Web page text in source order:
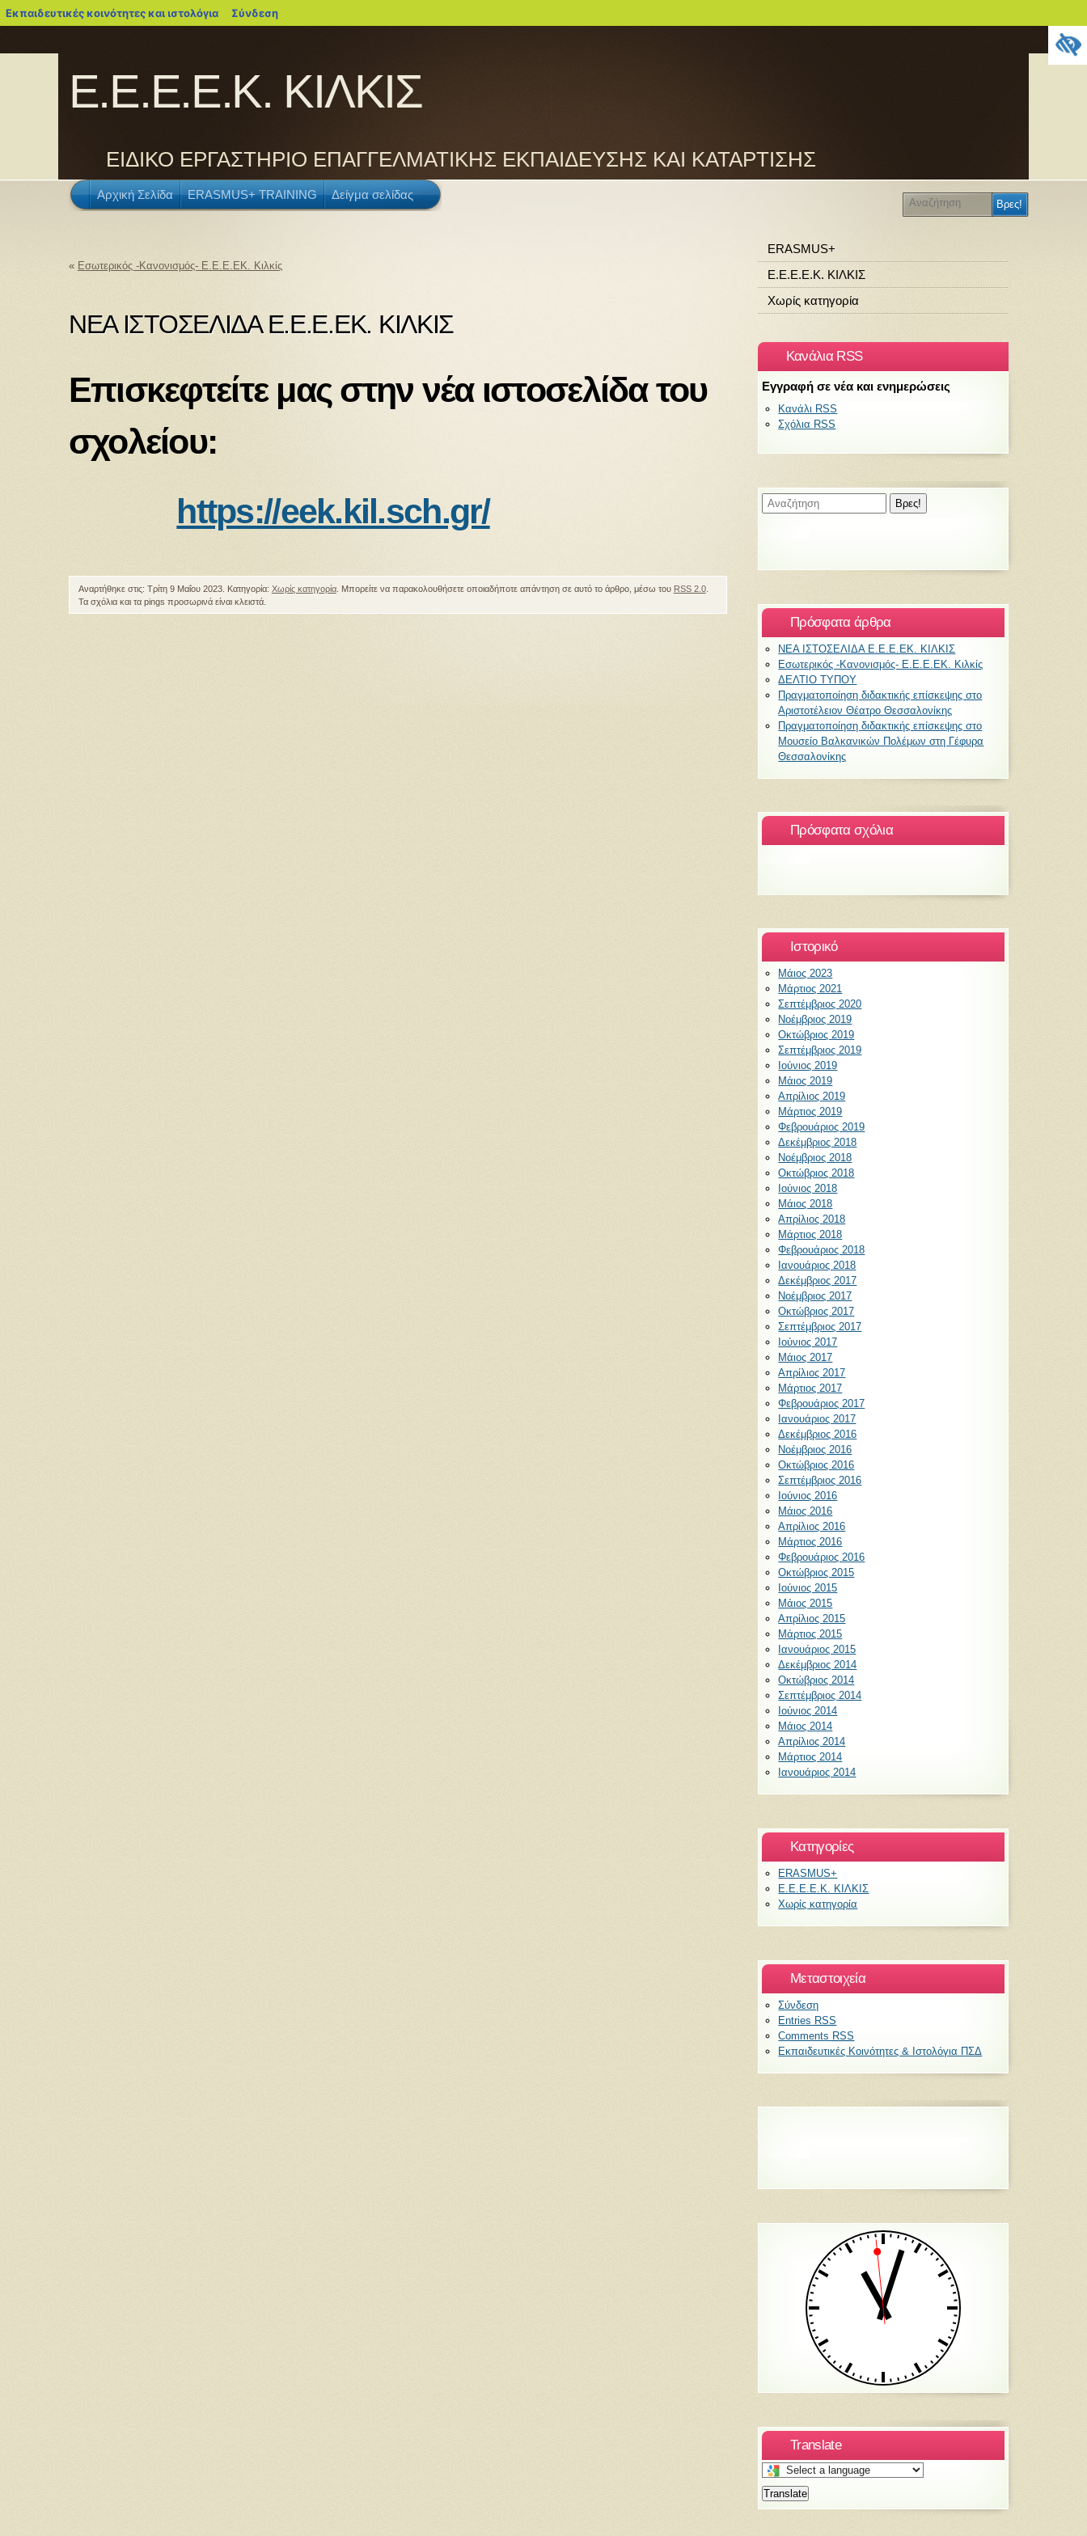
Εκπαιδευτικές κοινότητες και ιστολόγια blogs.sch.gr
Σύνδεση
Ε.Ε.Ε.Ε.Κ. ΚΙΛΚΙΣ
ΕΙΔΙΚΟ ΕΡΓΑΣΤΗΡΙΟ ΕΠΑΓΓΕΛΜΑΤΙΚΗΣ ΕΚΠΑΙΔΕΥΣΗΣ ΚΑΙ ΚΑΤΑΡΤΙΣΗΣ
Αρχική Σελίδα ERASMUS+ TRAINING Δείγμα σελίδας
« Εσωτερικός -Κανονισμός- Ε.Ε.Ε.ΕΚ. Κιλκίς
ΝΕΑ ΙΣΤΟΣΕΛΙΔΑ Ε.Ε.Ε.ΕΚ. ΚΙΛΚΙΣ
Επισκεφτείτε μας στην νέα ιστοσελίδα του
σχολείου:
https://eek.kil.sch.gr/
Αναρτήθηκε στις: Τρίτη 9 Μαΐου 2023. Κατηγορία: Χωρίς κατηγορία. Μπορείτε να παρακολουθήσετε οποιαδήποτε απάντηση σε αυτό το άρθρο, μέσω του RSS 2.0.
Τα σχόλια και τα pings προσωρινά είναι κλειστά.
ERASMUS+
Ε.Ε.Ε.Ε.Κ. ΚΙΛΚΙΣ
Χωρίς κατηγορία
Κανάλια RSS
Εγγραφή σε νέα και ενημερώσεις
Κανάλι RSS
Σχόλια RSS
Πρόσφατα άρθρα
ΝΕΑ ΙΣΤΟΣΕΛΙΔΑ Ε.Ε.Ε.ΕΚ. ΚΙΛΚΙΣ
Εσωτερικός -Κανονισμός- Ε.Ε.Ε.ΕΚ. Κιλκίς
ΔΕΛΤΙΟ ΤΥΠΟΥ
Πραγματοποίηση διδακτικής επίσκεψης στο
Αριστοτέλειον Θέατρο Θεσσαλονίκης
Πραγματοποίηση διδακτικής επίσκεψης στο
Μουσείο Βαλκανικών Πολέμων στη Γέφυρα
Θεσσαλονίκης
Πρόσφατα σχόλια
Ιστορικό
Μάιος 2023
Μάρτιος 2021
Σεπτέμβριος 2020
Νοέμβριος 2019
Οκτώβριος 2019
Σεπτέμβριος 2019
Ιούνιος 2019
Μάιος 2019
Απρίλιος 2019
Μάρτιος 2019
Φεβρουάριος 2019
Δεκέμβριος 2018
Νοέμβριος 2018
Οκτώβριος 2018
Ιούνιος 2018
Μάιος 2018
Απρίλιος 2018
Μάρτιος 2018
Φεβρουάριος 2018
Ιανουάριος 2018
Δεκέμβριος 2017
Νοέμβριος 2017
Οκτώβριος 2017
Σεπτέμβριος 2017
Ιούνιος 2017
Μάιος 2017
Απρίλιος 2017
Μάρτιος 2017
Φεβρουάριος 2017
Ιανουάριος 2017
Δεκέμβριος 2016
Νοέμβριος 2016
Οκτώβριος 2016
Σεπτέμβριος 2016
Ιούνιος 2016
Μάιος 2016
Απρίλιος 2016
Μάρτιος 2016
Φεβρουάριος 2016
Οκτώβριος 2015
Ιούνιος 2015
Μάιος 2015
Απρίλιος 2015
Μάρτιος 2015
Ιανουάριος 2015
Δεκέμβριος 2014
Οκτώβριος 2014
Σεπτέμβριος 2014
Ιούνιος 2014
Μάιος 2014
Απρίλιος 2014
Μάρτιος 2014
Ιανουάριος 2014
Kατηγορίες
ERASMUS+
Ε.Ε.Ε.Ε.Κ. ΚΙΛΚΙΣ
Χωρίς κατηγορία
Μεταστοιχεία
Σύνδεση
Entries RSS
Comments RSS
Εκπαιδευτικές Κοινότητες & Ιστολόγια ΠΣΔ
Translate
Select
a
language
Translate